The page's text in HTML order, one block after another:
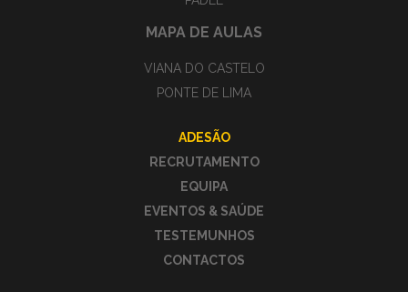
MAPA DE AULAS
VIANA DO CASTELO
PONTE DE LIMA
ADESÃO
RECRUTAMENTO
EQUIPA
EVENTOS & SAÚDE
TESTEMUNHOS
CONTACTOS